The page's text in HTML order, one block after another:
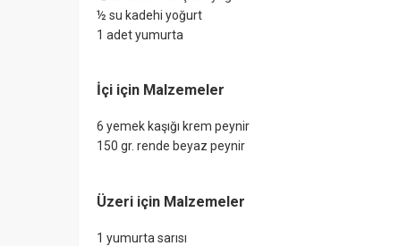
½ su kadehi yoğurt
1 adet yumurta
İçi için Malzemeler
6 yemek kaşığı krem peynir
150 gr. rende beyaz peynir
Üzeri için Malzemeler
1 yumurta sarısı